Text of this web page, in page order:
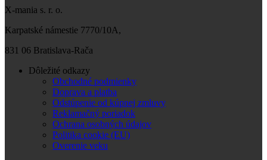
X-mania s. r. o.
Karpatské námestie 7770/10A,
831 06 Bratislava-Rača
Dôležité odkazy
Obchodné podmienky
Doprava a platba
Odstúpenie od kúpnej zmluvy
Reklamačný poriadok
Ochrana osobných údajov
Politika cookie (EU)
Overenie veku